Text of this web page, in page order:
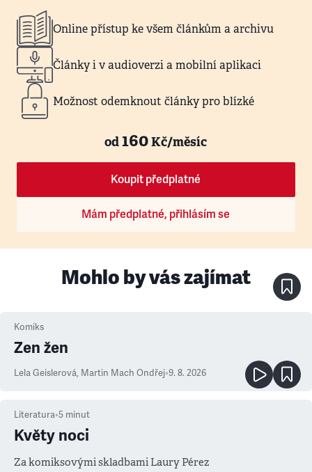
Online přístup ke všem článkům a archivu
Články i v audioverzi a mobilní aplikaci
Možnost odemknout články pro blízké
od160Kč/měsíc
Koupit předplatné
Mám předplatné, přihlásím se
Mohlo by vás zajímat
Komiks
Zen žen
Lela Geislerová, Martin Mach Ondřej•9. 8. 2026
Literatura•5 minut
Květy noci
Za komiksovými skladbami Laury Pérez